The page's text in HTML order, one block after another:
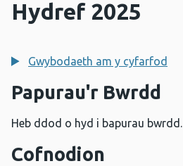
Hydref 2025
Gwybodaeth am y cyfarfod
Papurau'r Bwrdd
Heb ddod o hyd i bapurau bwrdd.
Cofnodion